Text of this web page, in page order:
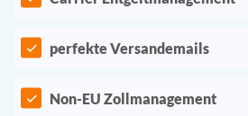
perfekte Versandemails
Non-EU Zollmanagement